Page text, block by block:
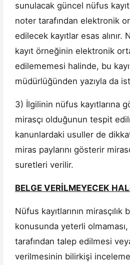
sunulacak güncel nüfus
noter tarafından elektronik
edilecek kayıtlar esas alınır.
kayıt örneğinin elektronik
edilememesi halinde, bu
müdürlüğünden yazıyla da
3) İlgilinin nüfus kayıtlarına
mirasçı olduğunun tespit
kanunlardaki usuller de
miras paylarını gösterir
suretleri verilir.
BELGE VERİLMEYECEK
Nüfus kayıtlarının
konusunda yeterli olmaması,
tarafından talep edilmesi
verilmesinin bilirkişi